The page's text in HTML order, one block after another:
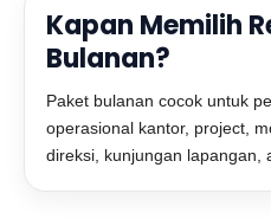
Kapan Memilih
Bulanan?
Paket bulanan cocok untuk
operasional kantor, project,
direksi, kunjungan lapangan,